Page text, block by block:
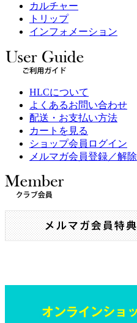
カルチャー
トリップ
インフォメーション
HLCについて
よくあるお問い合わせ
配送・お支払い方法
カートを見る
ショップ会員ログイン
メルマガ会員登録／解除